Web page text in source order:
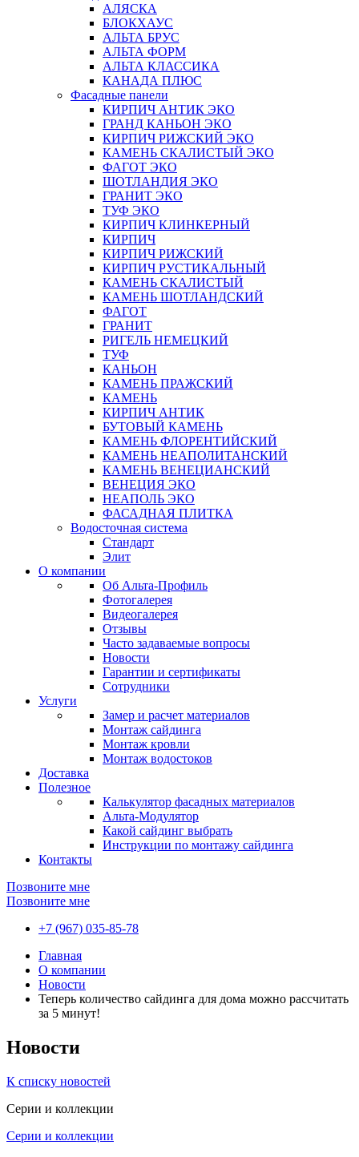
АЛЯСКА
БЛОКХАУС
АЛЬТА БРУС
АЛЬТА ФОРМ
АЛЬТА КЛАССИКА
КАНАДА ПЛЮС
Фасадные панели
КИРПИЧ АНТИК ЭКО
ГРАНД КАНЬОН ЭКО
КИРПИЧ РИЖСКИЙ ЭКО
КАМЕНЬ СКАЛИСТЫЙ ЭКО
ФАГОТ ЭКО
ШОТЛАНДИЯ ЭКО
ГРАНИТ ЭКО
ТУФ ЭКО
КИРПИЧ КЛИНКЕРНЫЙ
КИРПИЧ
КИРПИЧ РИЖСКИЙ
КИРПИЧ РУСТИКАЛЬНЫЙ
КАМЕНЬ СКАЛИСТЫЙ
КАМЕНЬ ШОТЛАНДСКИЙ
ФАГОТ
ГРАНИТ
РИГЕЛЬ НЕМЕЦКИЙ
ТУФ
КАНЬОН
КАМЕНЬ ПРАЖСКИЙ
КАМЕНЬ
КИРПИЧ АНТИК
БУТОВЫЙ КАМЕНЬ
КАМЕНЬ ФЛОРЕНТИЙСКИЙ
КАМЕНЬ НЕАПОЛИТАНСКИЙ
КАМЕНЬ ВЕНЕЦИАНСКИЙ
ВЕНЕЦИЯ ЭКО
НЕАПОЛЬ ЭКО
ФАСАДНАЯ ПЛИТКА
Водосточная система
Стандарт
Элит
О компании
Об Альта-Профиль
Фотогалерея
Видеогалерея
Отзывы
Часто задаваемые вопросы
Новости
Гарантии и сертификаты
Сотрудники
Услуги
Замер и расчет материалов
Монтаж сайдинга
Монтаж кровли
Монтаж водостоков
Доставка
Полезное
Калькулятор фасадных материалов
Альта-Модулятор
Какой сайдинг выбрать
Инструкции по монтажу сайдинга
Контакты
Позвоните мне
Позвоните мне
+7 (967) 035-85-78
Главная
О компании
Новости
Теперь количество сайдинга для дома можно рассчитать
за 5 минут!
Новости
К списку новостей
Серии и коллекции
Серии и коллекции